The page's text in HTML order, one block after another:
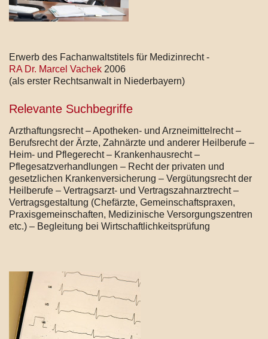
Erwerb des Fachanwaltstitels für Medizinrecht -
RA Dr. Marcel Vachek 2006
(als erster Rechtsanwalt in Niederbayern)
Relevante Suchbegriffe
Arzthaftungsrecht – Apotheken- und Arzneimittelrecht –
Berufsrecht der Ärzte, Zahnärzte und anderer Heilberufe –
Heim- und Pflegerecht – Krankenhausrecht –
Pflegesatzverhandlungen – Recht der privaten und
gesetzlichen Krankenversicherung – Vergütungsrecht der
Heilberufe – Vertragsarzt- und Vertragszahnarztrecht –
Vertragsgestaltung (Chefärzte, Gemeinschaftspraxen,
Praxisgemeinschaften, Medizinische Versorgungszentren
etc.) – Begleitung bei Wirtschaftlichkeitsprüfung